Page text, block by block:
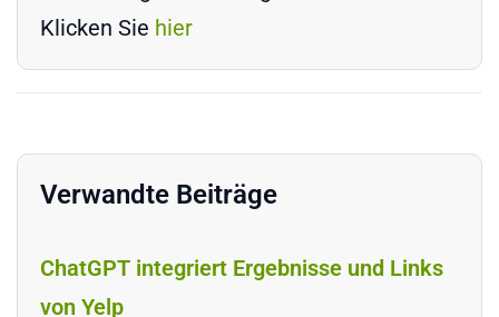
Klicken Sie hier
Verwandte Beiträge
ChatGPT integriert Ergebnisse und Links
von Yelp